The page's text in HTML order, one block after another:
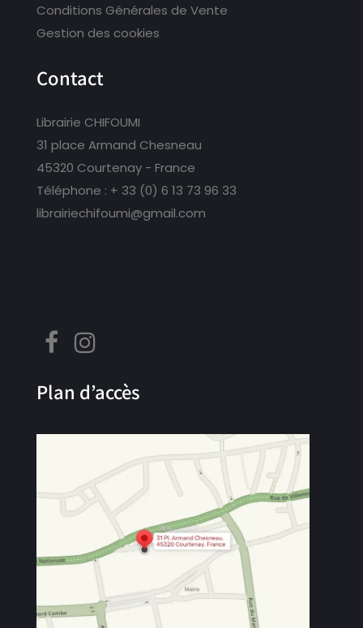
Conditions Générales de Vente
Gestion des cookies
Contact
Librairie CHIFOUMI
31 place Armand Chesneau
45320 Courtenay - France
Téléphone : + 33 (0) 6 13 73 96 33
librairiechifoumi@gmail.com
Plan d’accès